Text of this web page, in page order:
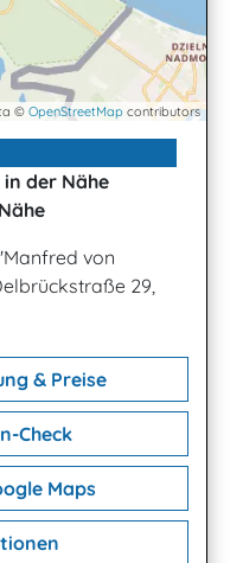
© OpenStreetMap contributors
der Nähe
von
29,
& Preise
Check
Maps